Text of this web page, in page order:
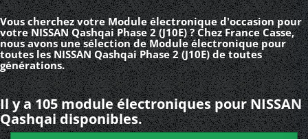
Vous cherchez votre Module électronique d'occasion pour
votre NISSAN Qashqai Phase 2 (J10E) ? Chez France Casse,
nous avons une sélection de Module électronique pour
toutes les NISSAN Qashqai Phase 2 (J10E) de toutes
générations.
Il y a 105 module électroniques pour NISSAN
Qashqai disponibles.